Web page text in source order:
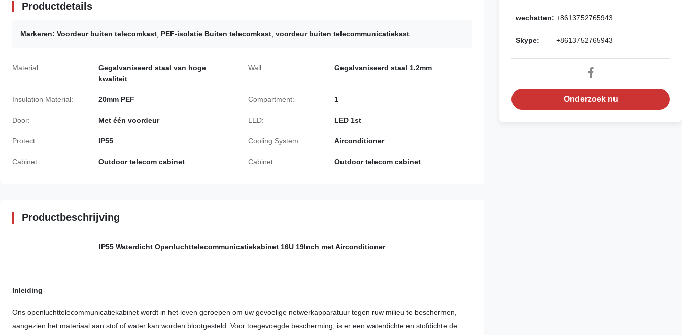
Productdetails
Markeren: Voordeur buiten telecomkast PEF-isolatie Buiten telecomkast voordeur buiten telecommunicatiekast
Material:
Gegalvaniseerd staal van hoge
kwaliteit
Wall: Gegalvaniseerd staal 1.2mm
Insulation Material: 20mm PEF Compartment: 1
Door: Met één voordeur LED: LED 1st
Protect: IP55 Cooling System: Airconditioner
Cabinet: Outdoor telecom cabinet Cabinet: Outdoor telecom cabinet
Productbeschrijving
IP55 Waterdicht Openluchttelecommunicatiekabinet 16U 19Inch met Airconditioner
Inleiding
Ons openluchttelecommunicatiekabinet wordt in het leven geroepen om uw gevoelige netwerkapparatuur tegen ruw milieu te beschermen,
aangezien het materiaal aan stof of water kan worden blootgesteld. Voor toegevoegde bescherming, is er een waterdichte en stofdichte de
wechatten: +8613752765943
Skype: +8613752765943
Onderzoek nu